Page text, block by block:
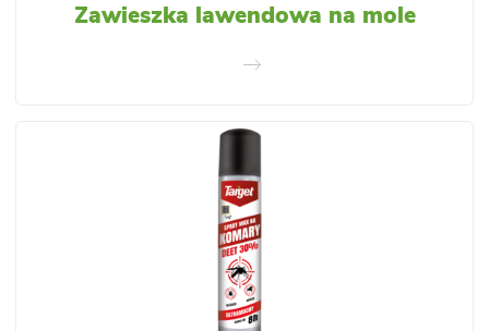
Zawieszka lawendowa na mole